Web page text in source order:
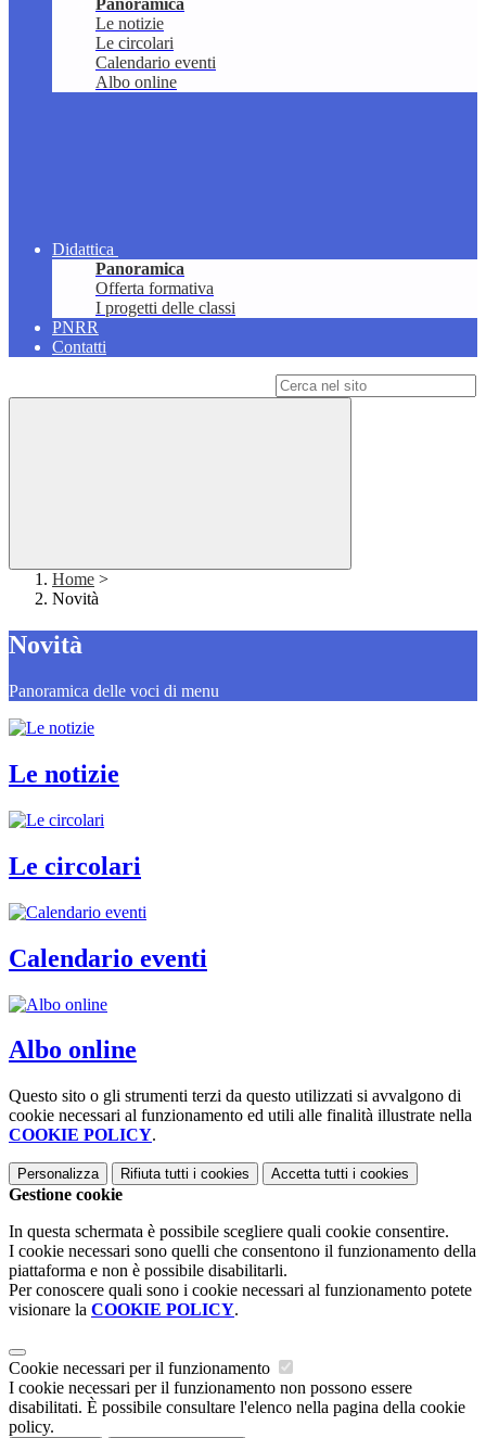
Panoramica
Le notizie
Le circolari
Calendario eventi
Albo online
Didattica
Panoramica
Offerta formativa
I progetti delle classi
PNRR
Contatti
Home >
Novità
Novità
Panoramica delle voci di menu
Le notizie
Le circolari
Calendario eventi
Albo online
Questo sito o gli strumenti terzi da questo utilizzati si avvalgono di
cookie necessari al funzionamento ed utili alle finalità illustrate nella
COOKIE POLICY.
Personalizza Rifiuta tutti i cookies Accetta tutti i cookies
Gestione cookie
In questa schermata è possibile scegliere quali cookie consentire.
I cookie necessari sono quelli che consentono il funzionamento della
piattaforma e non è possibile disabilitarli.
Per conoscere quali sono i cookie necessari al funzionamento potete
visionare la COOKIE POLICY.
Cookie necessari per il funzionamento
I cookie necessari per il funzionamento non possono essere
disabilitati. È possibile consultare l'elenco nella pagina della cookie
policy.